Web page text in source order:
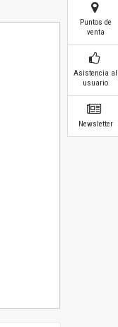
Puntos de
venta
Asistencia al
usuario
Newsletter